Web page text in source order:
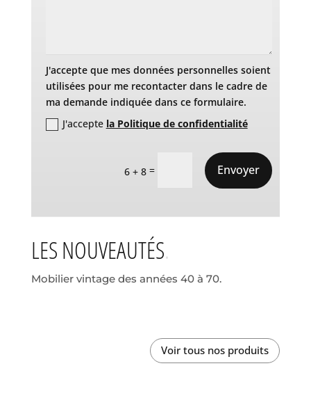
J'accepte que mes données personnelles soient
utilisées pour me recontacter dans le cadre de
ma demande indiquée dans ce formulaire.
J'accepte la Politique de confidentialité
6 + 8 = Envoyer
LES NOUVEAUTÉS
Mobilier vintage des années 40 à 70.
Voir tous nos produits